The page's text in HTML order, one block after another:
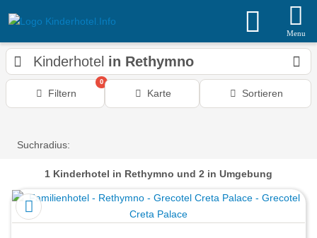
Menu
Kinderhotel in Rethymno
Filtern
0
Karte Sortieren
Suchradius:
1 Kinderhotel in Rethymno und 2 in Umgebung